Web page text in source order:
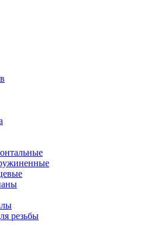
резьбы